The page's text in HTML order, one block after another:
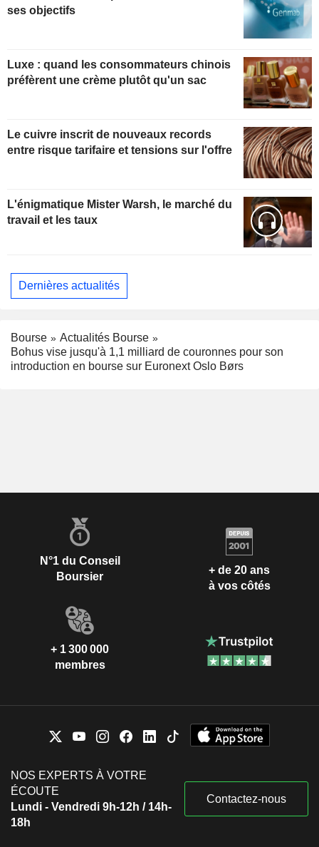
ses objectifs
Luxe : quand les consommateurs chinois
préfèrent une crème plutôt qu'un sac
Le cuivre inscrit de nouveaux records
entre risque tarifaire et tensions sur l'offre
L'énigmatique Mister Warsh, le marché du
travail et les taux
Dernières actualités
Bourse
Actualités Bourse
Bohus vise jusqu'à 1,1 milliard de couronnes pour son
introduction en bourse sur Euronext Oslo Børs
N°1 du Conseil
Boursier
+ de 20 ans
à vos côtés
+ 1 300 000
membres
NOS EXPERTS À VOTRE
ÉCOUTE
Lundi - Vendredi 9h-12h / 14h-
18h
Contactez-nous